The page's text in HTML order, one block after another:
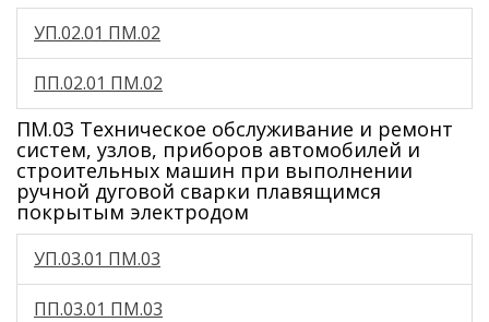
УП.02.01 ПМ.02
ПП.02.01 ПМ.02
ПМ.03 Техническое обслуживание и ремонт
систем, узлов, приборов автомобилей и
строительных машин при выполнении
ручной дуговой сварки плавящимся
покрытым электродом
УП.03.01 ПМ.03
ПП.03.01 ПМ.03